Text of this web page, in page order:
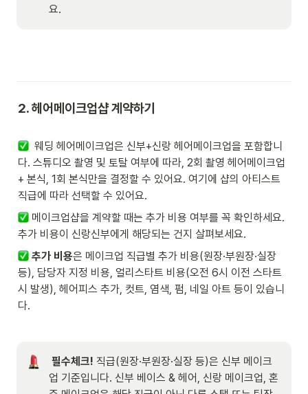
요.
2. 헤어메이크업샵 계약하기
웨딩 헤어메이크업은 신부+신랑 헤어메이크업을 포함합니
다. 스튜디오 촬영 및 토탈 여부에 따라, 2회 촬영 헤어메이크업
+ 본식, 1회 본식만을 결정할 수 있어요. 여기에 샵의 아티스트
직급에 따라 선택할 수 있어요.
메이크업샵을 계약할 때는 추가 비용 여부를 꼭 확인하세요.
추가 비용이 신랑신부에게 해당되는 건지 살펴보세요.
추가 비용은 메이크업 직급별 추가 비용(원장·부원장·실장
등), 담당자 지정 비용, 얼리스타트 비용(오전 6시 이전 스타트
시 발생), 헤어피스 추가, 컷트, 염색, 펌, 네일 아트 등이 있습니
다.
필수체크! 직급(원장·부원장·실장 등)은 신부 메이크
업 기준입니다. 신부 베이스 & 헤어, 신랑 메이크업, 혼